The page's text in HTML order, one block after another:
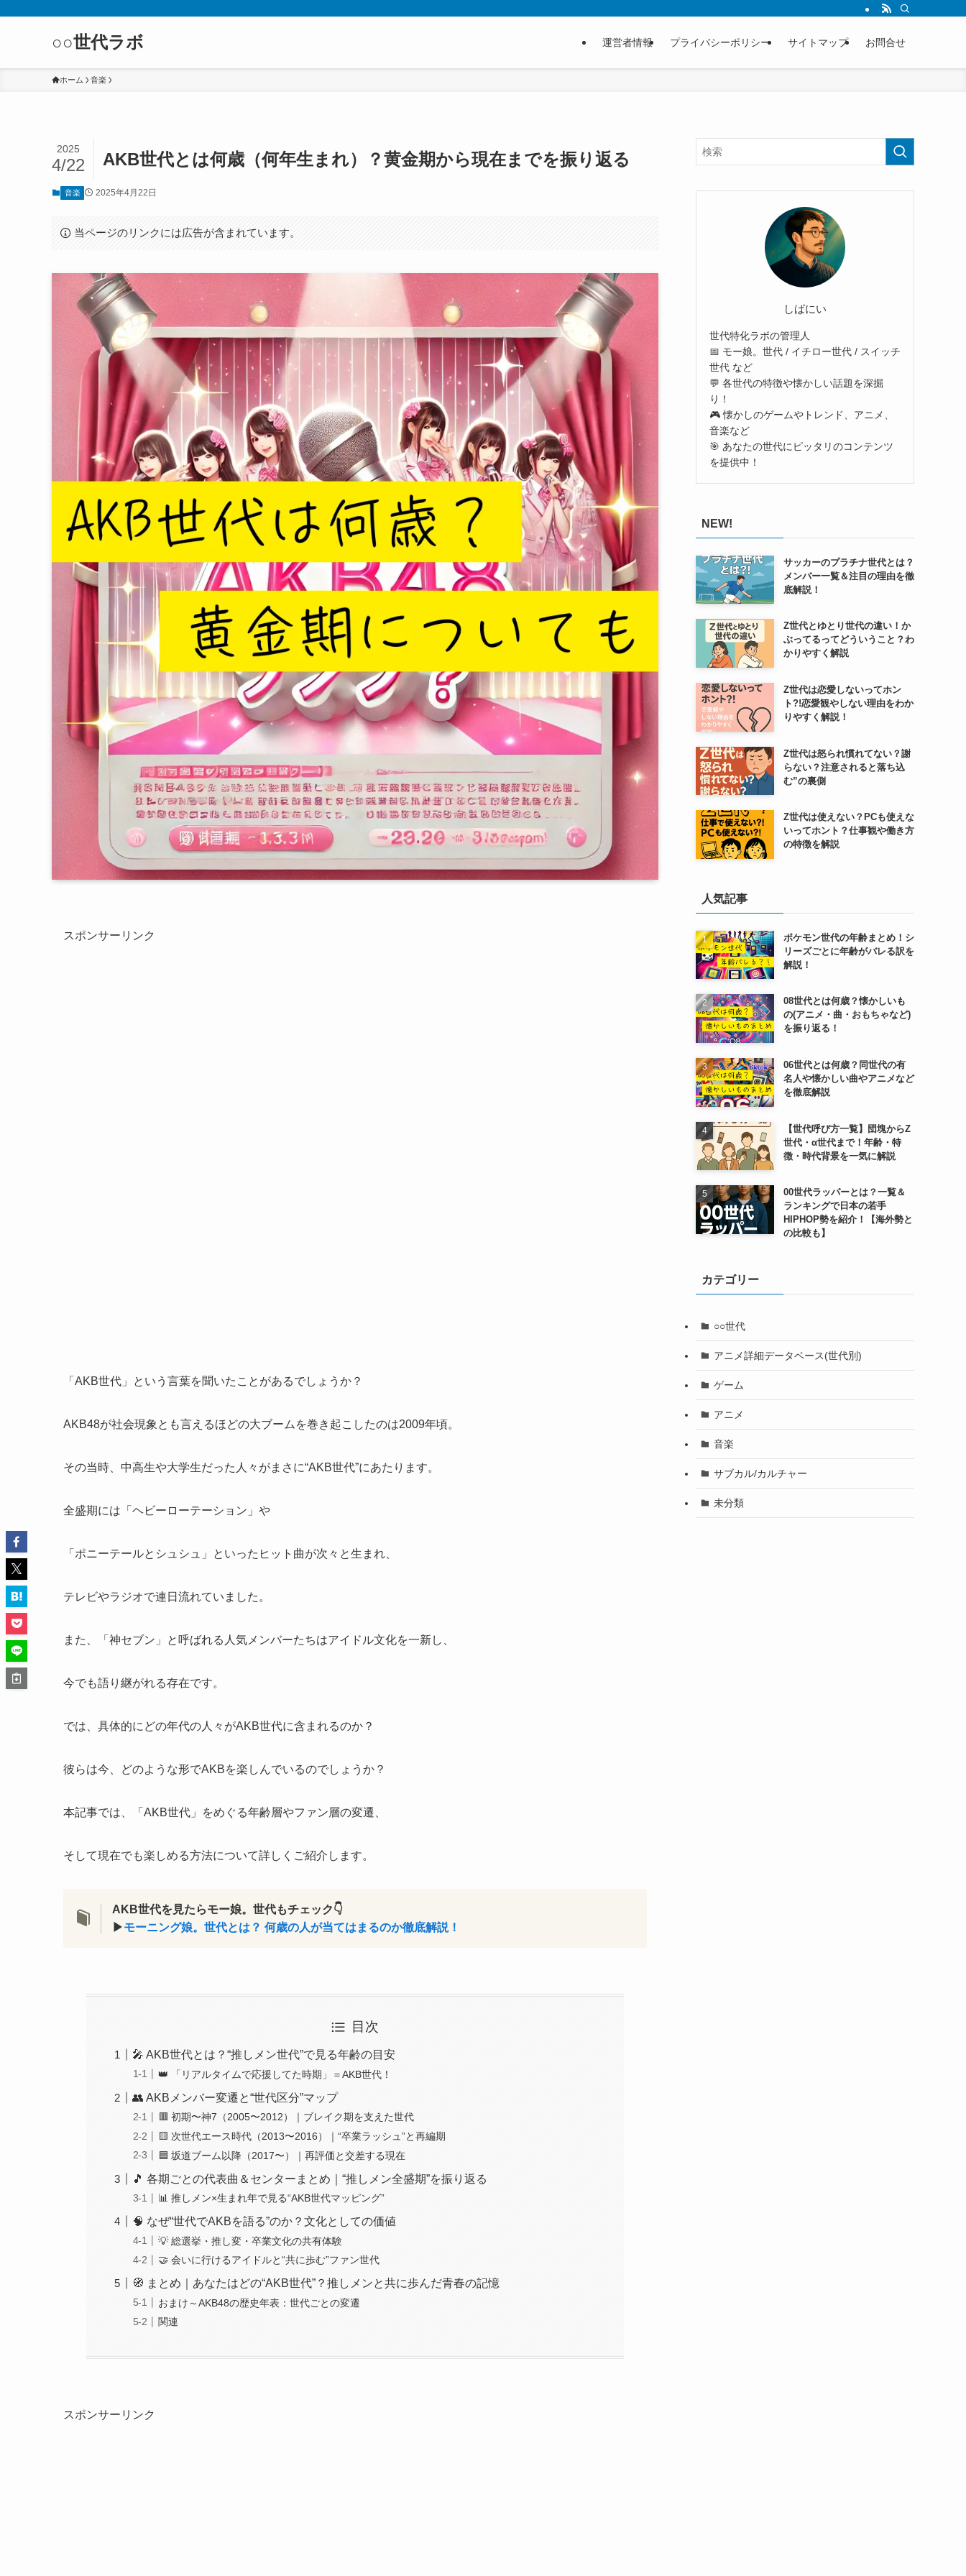
○○世代ラボ 運営者情報 プライバシーポリシー サイトマップ お問合せ
ホーム 音楽
AKB世代とは何歳（何年生まれ）？黄金期から現在までを振り返る
2025
4/22
音楽 2025年4月22日
当ページのリンクには広告が含まれています。
スポンサーリンク
「AKB世代」という言葉を聞いたことがあるでしょうか？
AKB48が社会現象とも言えるほどの大ブームを巻き起こしたのは2009年頃。
その当時、中高生や大学生だった人々がまさに“AKB世代”にあたります。
全盛期には「ヘビーローテーション」や
「ポニーテールとシュシュ」といったヒット曲が次々と生まれ、
テレビやラジオで連日流れていました。
また、「神セブン」と呼ばれる人気メンバーたちはアイドル文化を一新し、
今でも語り継がれる存在です。
では、具体的にどの年代の人々がAKB世代に含まれるのか？
彼らは今、どのような形でAKBを楽しんでいるのでしょうか？
本記事では、「AKB世代」をめぐる年齢層やファン層の変遷、
そして現在でも楽しめる方法について詳しくご紹介します。
AKB世代を見たらモー娘。世代もチェック👇
▶モーニング娘。世代とは？ 何歳の人が当てはまるのか徹底解説！
目次
🎤 AKB世代とは？“推しメン世代”で見る年齢の目安
👑 「リアルタイムで応援してた時期」＝AKB世代！
👥 AKBメンバー変遷と“世代区分”マップ
🟥 初期〜神7（2005〜2012）｜ブレイク期を支えた世代
🟨 次世代エース時代（2013〜2016）｜“卒業ラッシュ”と再編期
🟦 坂道ブーム以降（2017〜）｜再評価と交差する現在
🎵 各期ごとの代表曲＆センターまとめ｜“推しメン全盛期”を振り返る
📊 推しメン×生まれ年で見る“AKB世代マッピング”
🧠 なぜ“世代でAKBを語る”のか？文化としての価値
💡 総選挙・推し変・卒業文化の共有体験
🤝 会いに行けるアイドルと“共に歩む”ファン世代
🧭 まとめ｜あなたはどの“AKB世代”？推しメンと共に歩んだ青春の記憶
おまけ～AKB48の歴史年表：世代ごとの変遷
関連
スポンサーリンク
しばにい
世代特化ラボの管理人
📅 モー娘。世代 / イチロー世代 / スイッチ
世代 など
💬 各世代の特徴や懐かしい話題を深掘
り！
🎮 懐かしのゲームやトレンド、アニメ、
音楽など
🎯 あなたの世代にピッタリのコンテンツ
を提供中！
NEW!
サッカーのプラチナ世代とは？
メンバー一覧＆注目の理由を徹
底解説！
Z世代とゆとり世代の違い！か
ぶってるってどういうこと？わ
かりやすく解説
Z世代は恋愛しないってホン
ト?!恋愛観やしない理由をわか
りやすく解説！
Z世代は怒られ慣れてない？謝
らない？注意されると落ち込
む”の裏側
Z世代は使えない？PCも使えな
いってホント？仕事観や働き方
の特徴を解説
人気記事
ポケモン世代の年齢まとめ！シ
リーズごとに年齢がバレる訳を
解説！
08世代とは何歳？懐かしいも
の(アニメ・曲・おもちゃなど)
を振り返る！
06世代とは何歳？同世代の有
名人や懐かしい曲やアニメなど
を徹底解説
【世代呼び方一覧】団塊からZ
世代・α世代まで！年齢・特
徴・時代背景を一気に解説
00世代ラッパーとは？一覧＆
ランキングで日本の若手
HIPHOP勢を紹介！【海外勢と
の比較も】
カテゴリー
○○世代
アニメ詳細データベース(世代別)
ゲーム
アニメ
音楽
サブカル/カルチャー
未分類